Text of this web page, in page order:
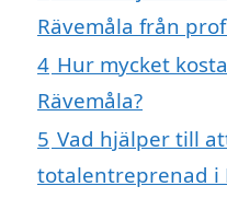
Rävemåla från
4 Hur mycket
Rävemåla?
5 Vad hjälper till
totalentreprenad i